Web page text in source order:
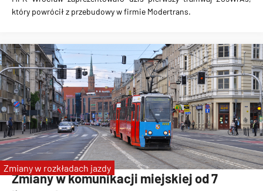
który powrócił z przebudowy w firmie Modertrans.
Zmiany w komunikacji miejskiej od 7
Zmiany w rozkładach jazdy